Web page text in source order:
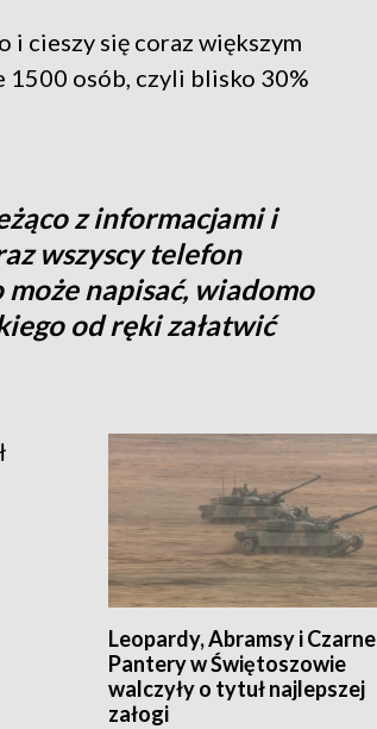
i cieszy się coraz większym
1500 osób, czyli blisko 30%
z informacjami i
wszyscy telefon
napisać, wiadomo
od ręki załatwić
Leopardy, Abramsy i Czarne
Pantery w Świętoszowie
walczyły o tytuł najlepszej
załogi